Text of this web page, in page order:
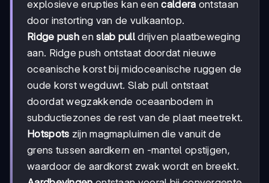
explosieve erupties kan eencaldera ontstaan
door instorting van de vulkaantop.
Ridge push enslab pulldrijven plaatbeweging
aan. Ridge push ontstaat doordat nieuwe
oceanische korst bij midoceanische ruggen de
oude korst wegduwt. Slab pull ontstaat
doordat wegzakkende oceaanbodem in
subductiezones de rest van de plaat meetrekt.
Hotspots zijn magmapluimen die vanuit de
grens tussen aardkern en -mantel opstijgen,
waardoor de aardkorst zwak wordt en breekt.